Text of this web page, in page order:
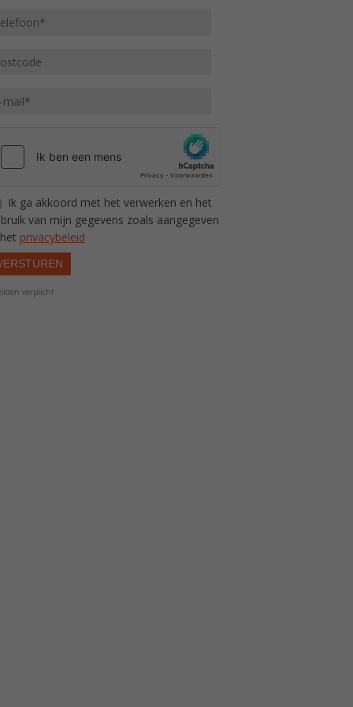
Ik ga akkoord met het verwerken en het
van mijn gegevens zoals aangegeven
privacybeleid
verplicht